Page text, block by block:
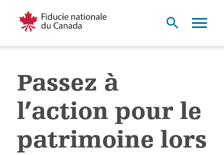
Passez à
l’action pour le
patrimoine lors